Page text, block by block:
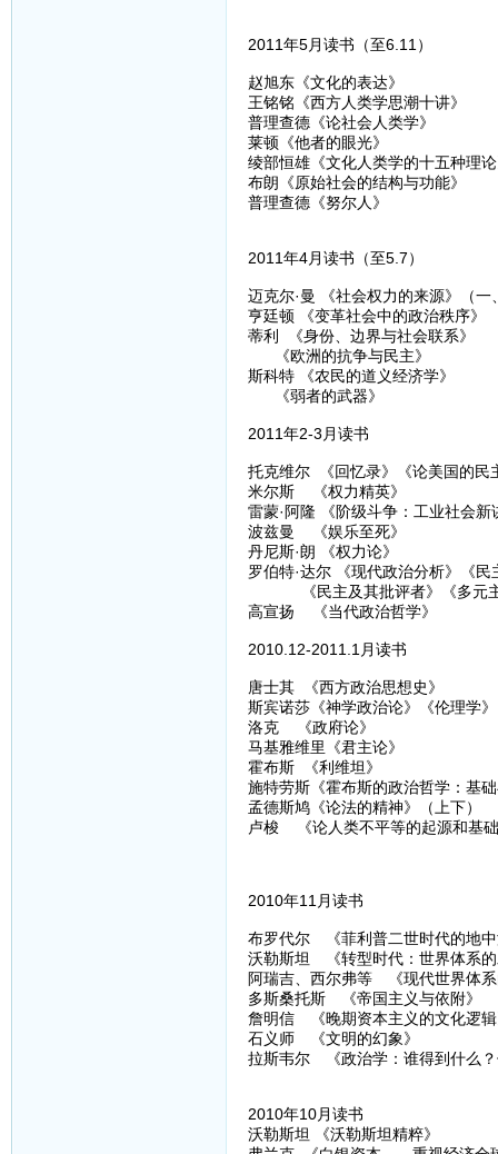
2011年5月读书（至6.11）
赵旭东《文化的表达》
王铭铭《西方人类学思潮十讲》
普理查德《论社会人类学》
莱顿《他者的眼光》
绫部恒雄《文化人类学的十五种理
布朗《原始社会的结构与功能》
普理查德《努尔人》
2011年4月读书（至5.7）
迈克尔·曼 《社会权力的来源》（一
亨廷顿 《变革社会中的政治秩序》
蒂利 《身份、边界与社会联系》
《欧洲的抗争与民主》
斯科特 《农民的道义经济学》
《弱者的武器》
2011年2-3月读书
托克维尔 《回忆录》《论美国的民
米尔斯 《权力精英》
雷蒙·阿隆 《阶级斗争：工业社会新
波兹曼 《娱乐至死》
丹尼斯·朗 《权力论》
罗伯特·达尔 《现代政治分析》《民
《民主及其批评者》《多元主
高宣扬 《当代政治哲学》
2010.12-2011.1月读书
唐士其 《西方政治思想史》
斯宾诺莎《神学政治论》《伦理学
洛克 《政府论》
马基雅维里《君主论》
霍布斯 《利维坦》
施特劳斯《霍布斯的政治哲学：基
孟德斯鸠《论法的精神》（上下）
卢梭 《论人类不平等的起源和基
2010年11月读书
布罗代尔 《菲利普二世时代的地
沃勒斯坦 《转型时代：世界体系
阿瑞吉、西尔弗等 《现代世界体
多斯桑托斯 《帝国主义与依附》
詹明信 《晚期资本主义的文化逻
石义师 《文明的幻象》
拉斯韦尔 《政治学：谁得到什么
2010年10月读书
沃勒斯坦 《沃勒斯坦精粹》